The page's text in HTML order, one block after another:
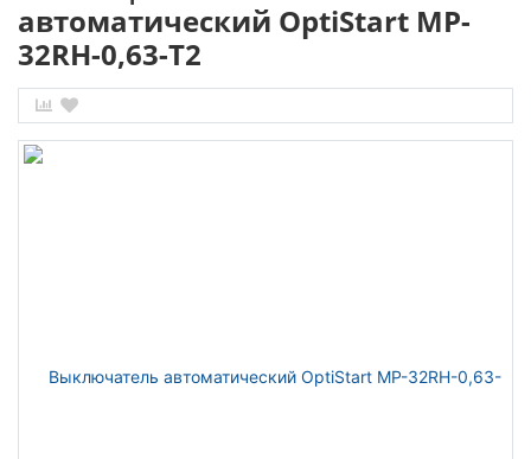
автоматический OptiStart MP-
32RH-0,63-T2